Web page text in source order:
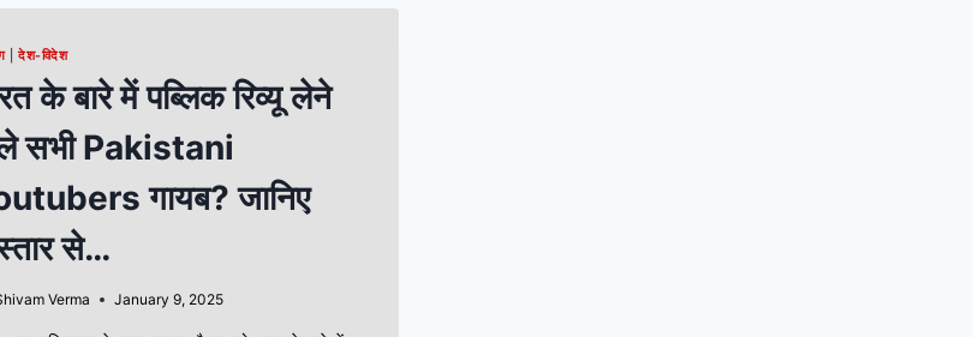
|देश-विदेश
के बारे में पब्लिक रिव्यू लेने
सभी Pakistani
गायब? जानिए
से…
Verma January 9, 2025